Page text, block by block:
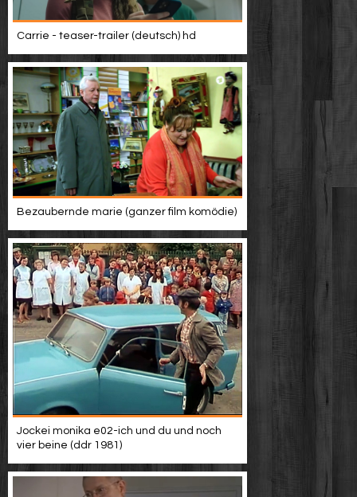
Carrie - teaser-trailer (deutsch) hd
Bezaubernde marie (ganzer film komödie)
Jockei monika e02-ich und du und noch
vier beine (ddr 1981)